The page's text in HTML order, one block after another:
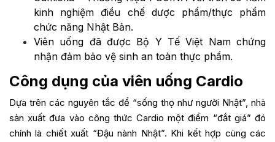
kinh nghiệm điều chế dược phẩm/thực phẩm
chức năng Nhật Bản.
Viên uống đã được Bộ Y Tế Việt Nam chứng
nhận đảm bảo vệ sinh an toàn thực phẩm.
Công dụng của viên uống Cardio
Dựa trên các nguyên tắc để “sống thọ như người Nhật”, nhà
sản xuất đưa vào công thức Cardio một điểm “đắt giá” đó
chính là chiết xuất “Đậu nành Nhật”. Khi kết hợp cùng các